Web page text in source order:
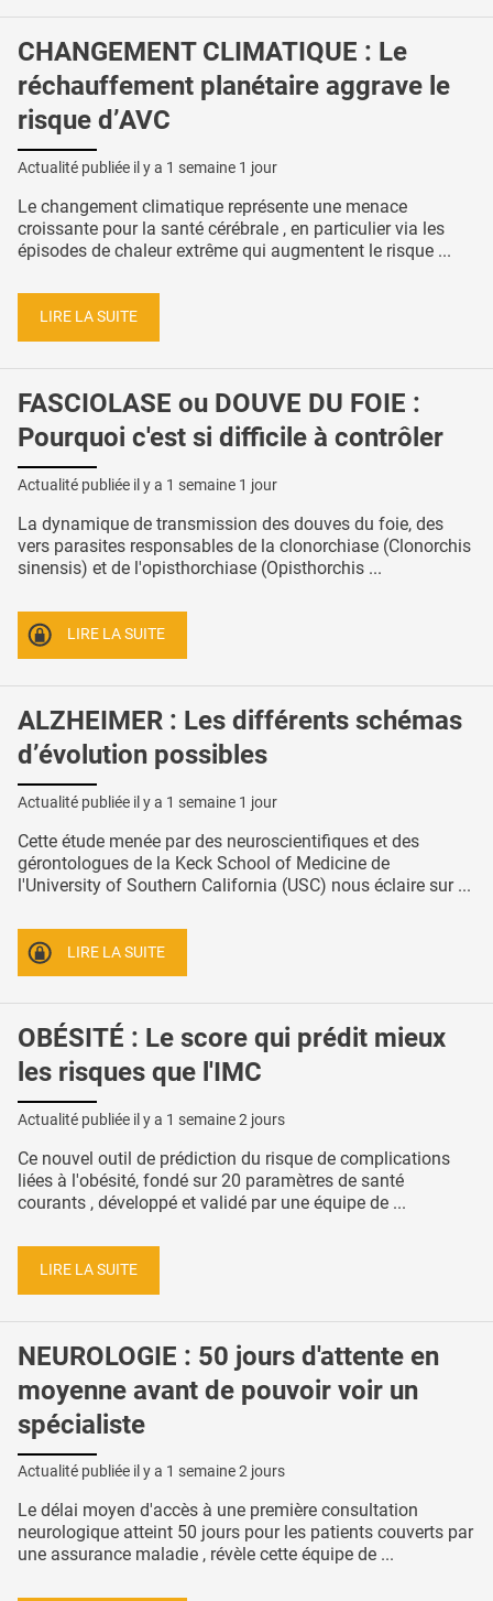
CHANGEMENT CLIMATIQUE : Le
réchauffement planétaire aggrave le
risque d’AVC
Actualité publiée il y a 1 semaine 1 jour
Le changement climatique représente une menace
croissante pour la santé cérébrale , en particulier via les
épisodes de chaleur extrême qui augmentent le risque ...
LIRE LA SUITE
FASCIOLASE ou DOUVE DU FOIE :
Pourquoi c'est si difficile à contrôler
Actualité publiée il y a 1 semaine 1 jour
La dynamique de transmission des douves du foie, des
vers parasites responsables de la clonorchiase (Clonorchis
sinensis) et de l'opisthorchiase (Opisthorchis ...
LIRE LA SUITE
ALZHEIMER : Les différents schémas
d’évolution possibles
Actualité publiée il y a 1 semaine 1 jour
Cette étude menée par des neuroscientifiques et des
gérontologues de la Keck School of Medicine de
l'University of Southern California (USC) nous éclaire sur ...
LIRE LA SUITE
OBÉSITÉ : Le score qui prédit mieux
les risques que l'IMC
Actualité publiée il y a 1 semaine 2 jours
Ce nouvel outil de prédiction du risque de complications
liées à l'obésité, fondé sur 20 paramètres de santé
courants , développé et validé par une équipe de ...
LIRE LA SUITE
NEUROLOGIE : 50 jours d'attente en
moyenne avant de pouvoir voir un
spécialiste
Actualité publiée il y a 1 semaine 2 jours
Le délai moyen d'accès à une première consultation
neurologique atteint 50 jours pour les patients couverts par
une assurance maladie , révèle cette équipe de ...